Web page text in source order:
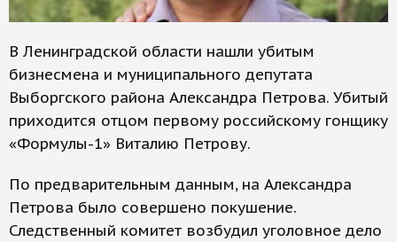
В Ленинградской области нашли убитым
бизнесмена и муниципального депутата
Выборгского района Александра Петрова. Убитый
приходится отцом первому российскому гонщику
«Формулы-1» Виталию Петрову.
По предварительным данным, на Александра
Петрова было совершено покушение.
Следственный комитет возбудил уголовное дело